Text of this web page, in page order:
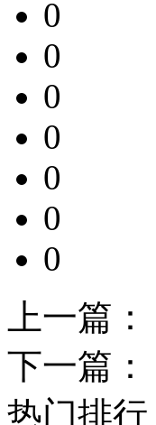
0
0
0
0
0
0
0
上一篇：
下一篇：
热门排行